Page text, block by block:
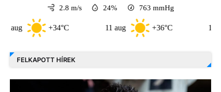
2.8 m/s 24% 763 mmHg
+34°C +36°C
FELKAPOTT HÍREK